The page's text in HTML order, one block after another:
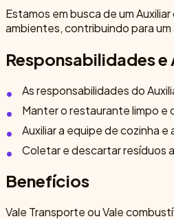
Estamos em busca de um
ambientes, contribuindo para
Responsabilidades
As responsabilidades do
Manter o restaurante limpo e
Auxiliar a equipe de cozinha
Coletar e descartar resíduos
Benefícios
Vale Transporte ou Vale